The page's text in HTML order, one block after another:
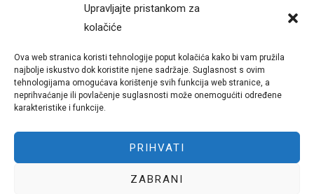
Upravljajte pristankom za
kolačiće
Ova web stranica koristi tehnologije poput kolačića kako bi vam pružila
najbolje iskustvo dok koristite njene sadržaje. Suglasnost s ovim
tehnologijama omogućava korištenje svih funkcija web stranice, a
neprihvaćanje ili povlačenje suglasnosti može onemogućiti određene
karakteristike i funkcije.
PRIHVATI
ZABRANI
Čarobna stopa
Privatnost
Uvjeti korištenja portala
Politika kolačića (EU)